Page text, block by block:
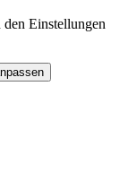
Einstellungen